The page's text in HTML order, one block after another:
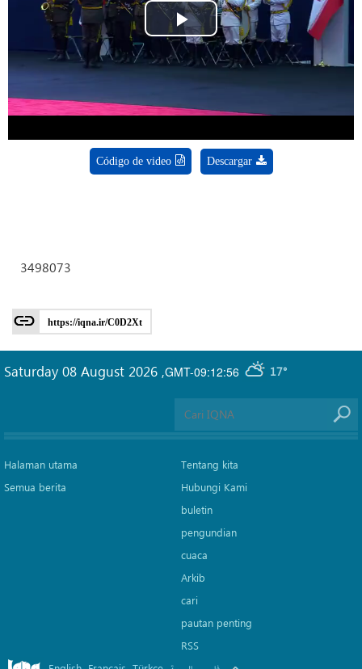
Play
Video
Código de video Descargar
3498073
https://iqna.ir/C0D2Xt
GMT-09:12:56 17°
Saturday 08 August 2026 ,
Halaman utama
Semua berita
Tentang kita
Hubungi Kami
buletin
pengundian
cuaca
Arkib
cari
pautan penting
RSS